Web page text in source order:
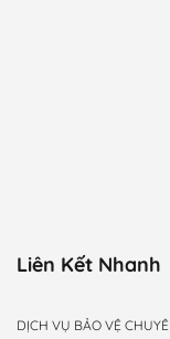
Liên Kết Nhanh
DỊCH VỤ BẢO VỆ